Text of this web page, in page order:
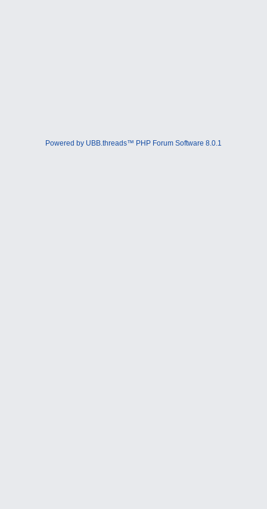
Powered by UBB.threads™ PHP Forum Software 8.0.1